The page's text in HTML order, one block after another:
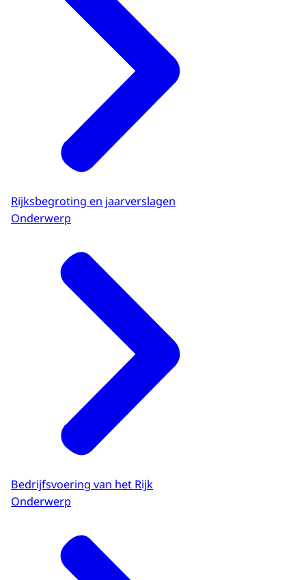
Rijksbegroting en jaarverslagen
Onderwerp
Bedrijfsvoering van het Rijk
Onderwerp